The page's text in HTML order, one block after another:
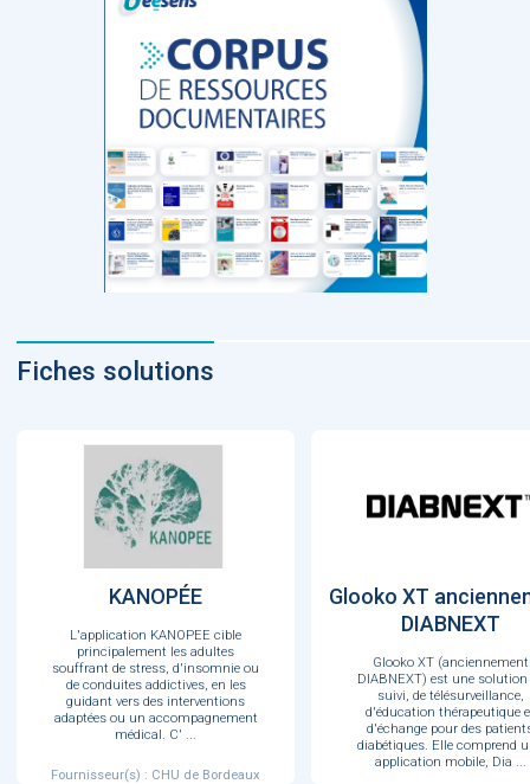
Fiches solutions
KANOPÉE
L'application KANOPEE cible
principalement les adultes
souffrant de stress, d'insomnie ou
de conduites addictives, en les
guidant vers des interventions
adaptées ou un accompagnement
médical. C' ...
Fournisseur(s) : CHU de Bordeaux
Glooko XT
DIABNEXT
Glooko XT (anciennement
DIABNEXT) est une solution
suivi, de télésurveillance,
d'éducation thérapeutique
d'échange pour des
diabétiques. Elle comprend
application mobile, Dia ...